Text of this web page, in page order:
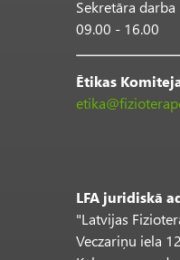
Sekretāra darba
09.00 - 16.00
Ētikas
LFA juridiskā
"Latvijas
Veczariņu iela